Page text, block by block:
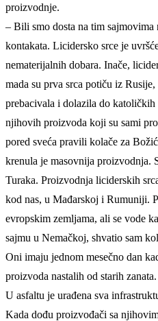
proizvodnje.
– Bili smo dosta na tim sajmovima
kontakata. Licidersko srce je
nematerijalnih dobara. Inače,
mada su prva srca potiču iz
prebacivala i dolazila do katoličkih
njihovih proizvoda koji su sami
pored sveća pravili kolače za
krenula je masovnija proizvodnja.
Turaka. Proizvodnja liciderskih
kod nas, u Mađarskoj i Rumuniji.
evropskim zemljama, ali se vode
sajmu u Nemačkoj, shvatio sam
Oni imaju jednom mesečno dan
proizvoda nastalih od starih
U asfaltu je urađena sva
Kada dođu proizvođači sa